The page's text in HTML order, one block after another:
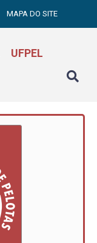
MAPA DO SITE
UFPEL